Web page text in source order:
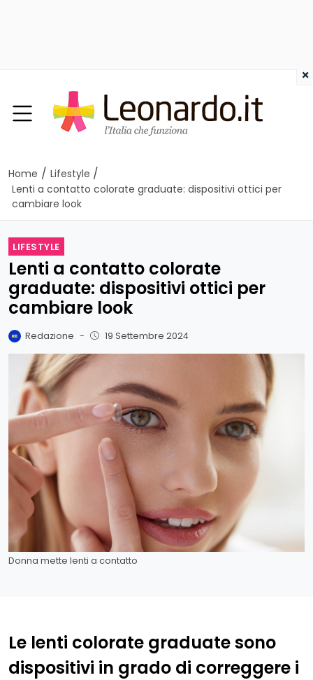
Home / Lifestyle /
Lenti a contatto colorate graduate: dispositivi ottici per
cambiare look
LIFESTYLE
Lenti a contatto colorate
graduate: dispositivi ottici per
cambiare look
Redazione - 19 Settembre 2024
Donna mette lenti a contatto
Le lenti colorate graduate sono
dispositivi in grado di correggere i
×